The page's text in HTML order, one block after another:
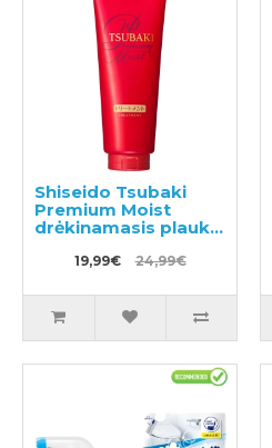
Shiseido Tsubaki
Premium Moist
drėkinamasis plaukų
ramunėlių aliejumi
19,99€ 24,99€